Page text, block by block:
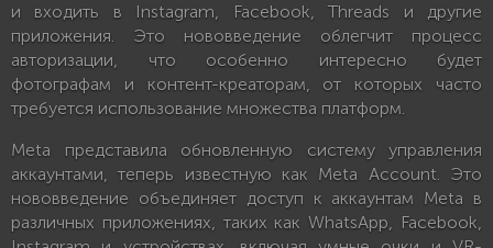
и входить в Instagram, Facebook, Threads и другие
приложения. Это нововведение облегчит процесс
авторизации, что особенно интересно будет
фотографам и контент-креаторам, от которых часто
требуется использование множества платформ.
Meta представила обновленную систему управления
аккаунтами, теперь известную как Meta Account. Это
нововведение объединяет доступ к аккаунтам Meta в
различных приложениях, таких как WhatsApp, Facebook,